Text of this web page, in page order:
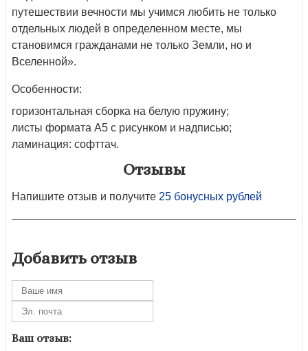
путешествии вечности мы учимся любить не только
отдельных людей в определенном месте, мы
становимся гражданами не только Земли, но и
Вселенной».
Особенности:
горизонтальная сборка на белую пружину;
листы формата А5 с рисунком и надписью;
ламинация: софттач.
Отзывы
Напишите отзыв и получите 25 бонусных рублей
Добавить отзыв
Ваш отзыв: